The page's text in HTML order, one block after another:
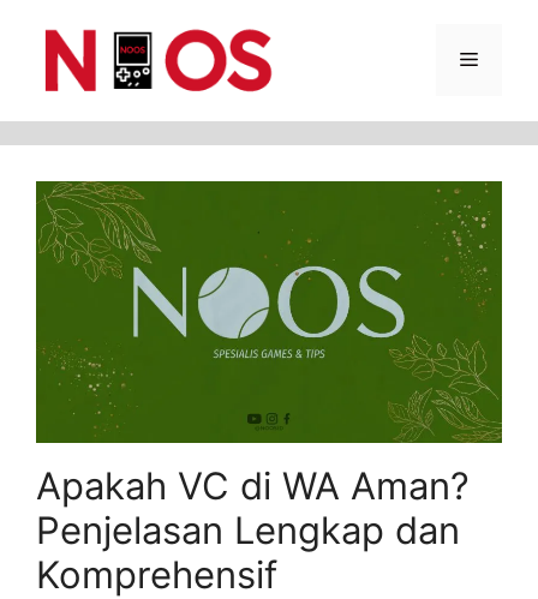
Menu
Apakah VC di WA Aman?
Penjelasan Lengkap dan
Komprehensif